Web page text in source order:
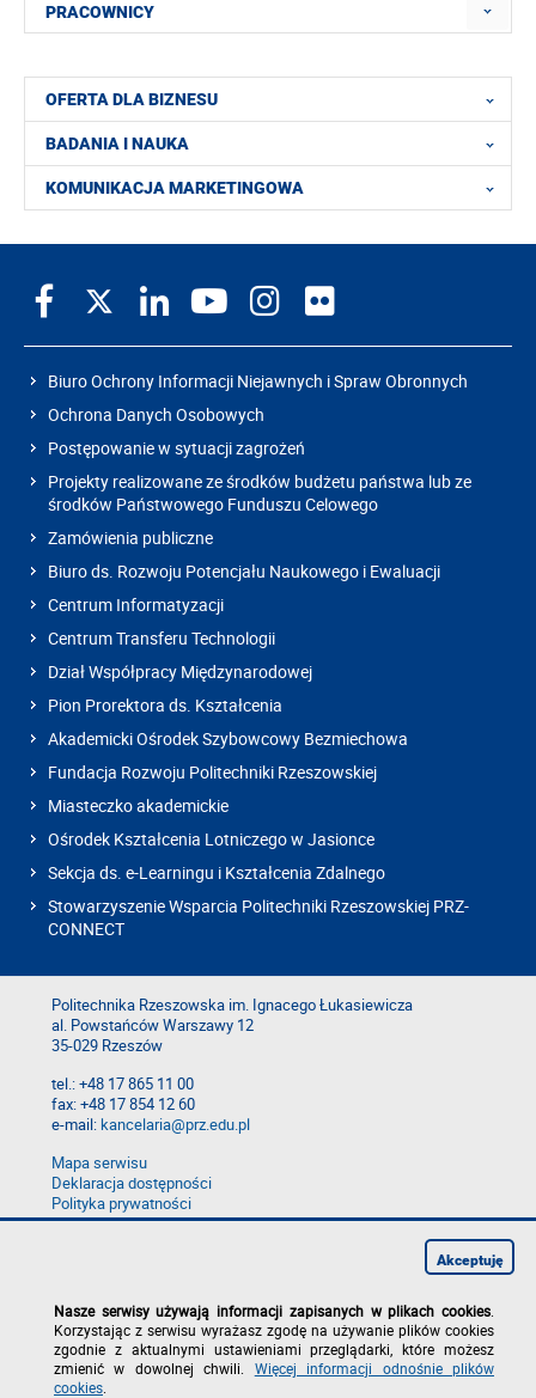
PRACOWNICY
OFERTA DLA BIZNESU
BADANIA I NAUKA
KOMUNIKACJA MARKETINGOWA
Biuro Ochrony Informacji Niejawnych i Spraw Obronnych
Ochrona Danych Osobowych
Postępowanie w sytuacji zagrożeń
Projekty realizowane ze środków budżetu państwa lub ze
środków Państwowego Funduszu Celowego
Zamówienia publiczne
Biuro ds. Rozwoju Potencjału Naukowego i Ewaluacji
Centrum Informatyzacji
Centrum Transferu Technologii
Dział Współpracy Międzynarodowej
Pion Prorektora ds. Kształcenia
Akademicki Ośrodek Szybowcowy Bezmiechowa
Fundacja Rozwoju Politechniki Rzeszowskiej
Miasteczko akademickie
Ośrodek Kształcenia Lotniczego w Jasionce
Sekcja ds. e-Learningu i Kształcenia Zdalnego
Stowarzyszenie Wsparcia Politechniki Rzeszowskiej PRZ-
CONNECT
Politechnika Rzeszowska im. Ignacego Łukasiewicza
al. Powstańców Warszawy 12
35-029 Rzeszów
tel.: +48 17 865 11 00
fax: +48 17 854 12 60
e-mail:kancelaria@prz.edu.pl
Mapa serwisu
Deklaracja dostępności
Polityka prywatności
Zgłoś błąd na stronie
Nasze serwisy używają informacji zapisanych w plikach cookies
Korzystając z serwisu wyrażasz zgodę na używanie plików cookies
zgodnie z aktualnymi ustawieniami przeglądarki, które możesz
zmienić w dowolnej chwili. Więcej informacji odnośnie plików
cookies
Akceptuję